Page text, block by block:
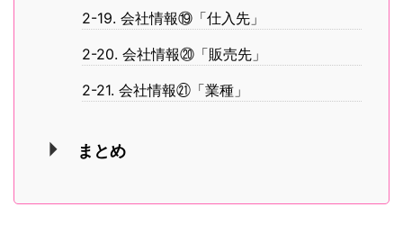
2-19. 会社情報⑲「仕入先」
2-20. 会社情報⑳「販売先」
2-21. 会社情報㉑「業種」
まとめ